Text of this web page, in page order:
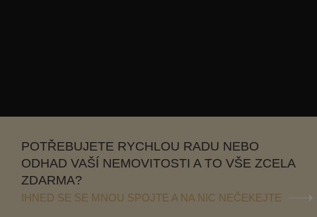
POTŘEBUJETE RYCHLOU RADU NEBO
ODHAD VAŠÍ NEMOVITOSTI A TO VŠE ZCELA
ZDARMA?
IHNED SE SE MNOU SPOJTE A NA NIC NEČEKEJTE